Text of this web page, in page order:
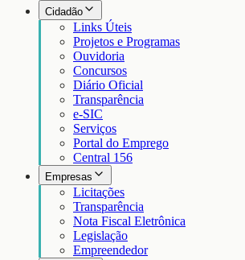
Cidadão
Links Úteis
Projetos e Programas
Ouvidoria
Concursos
Diário Oficial
Transparência
e-SIC
Serviços
Portal do Emprego
Central 156
Empresas
Licitações
Transparência
Nota Fiscal Eletrônica
Legislação
Empreendedor